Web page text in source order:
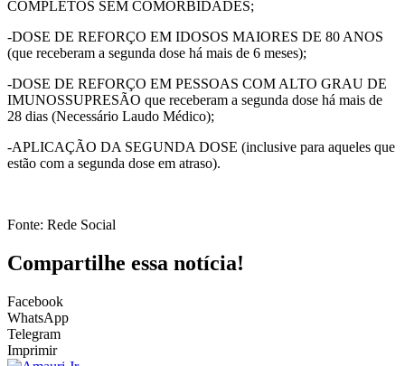
COMPLETOS SEM COMORBIDADES;
-DOSE DE REFORÇO EM IDOSOS MAIORES DE 80 ANOS
(que receberam a segunda dose há mais de 6 meses);
-DOSE DE REFORÇO EM PESSOAS COM ALTO GRAU DE
IMUNOSSUPRESÃO que receberam a segunda dose há mais de
28 dias (Necessário Laudo Médico);
-APLICAÇÃO DA SEGUNDA DOSE (inclusive para aqueles que
estão com a segunda dose em atraso).
Fonte: Rede Social
Compartilhe essa notícia!
Facebook
WhatsApp
Telegram
Imprimir